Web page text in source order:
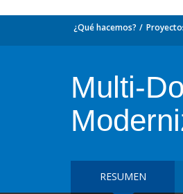
¿Qué hacemos?
Multi-
RESUMEN